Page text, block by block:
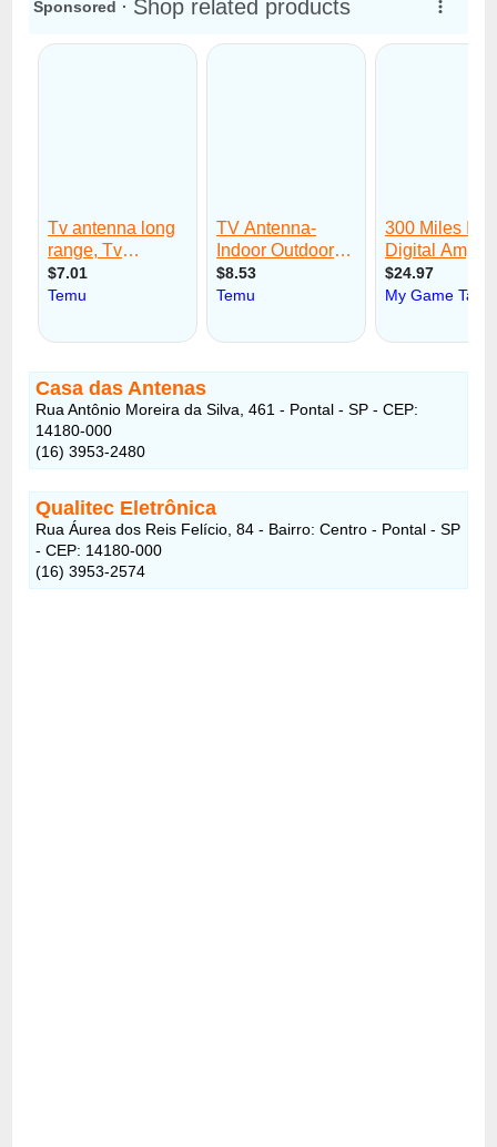
Casa das Antenas
Rua Antônio Moreira da Silva, 461 - Pontal - SP - CEP:
14180-000
(16) 3953-2480
Qualitec Eletrônica
Rua Áurea dos Reis Felício, 84 - Bairro: Centro - Pontal - SP
- CEP: 14180-000
(16) 3953-2574